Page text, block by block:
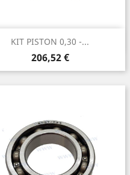
KIT PISTON 0,30 -...
Prix
206,52 €
Aperçu rapide